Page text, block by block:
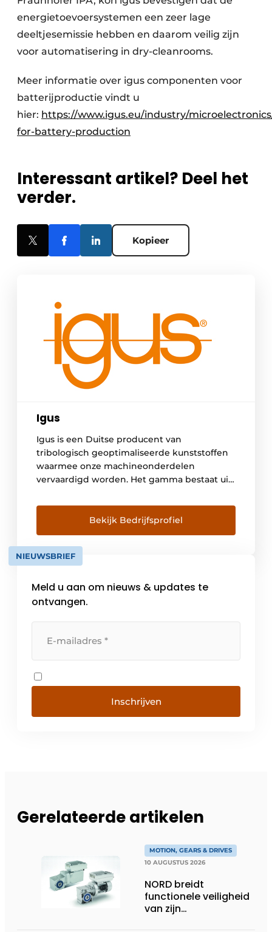
energietoevoersystemen een zeer lage
deeltjesemissie hebben en daarom veilig zijn
voor automatisering in dry-cleanrooms.
Meer informatie over igus componenten voor
batterijproductie vindt u
hier: https://www.igus.eu/industry/
for-battery-production
Interessant artikel? Deel het
verder.
Kopieer
Igus
Igus is een Duitse producent van
tribologisch geoptimaliseerde kunststoffen
waarmee onze machineonderdelen
vervaardigd worden. Het gamma bestaat uit
kabelrupsen en kabels; motion plastics
genaamd. In België bedienen we meer dan
3000 klanten die actief zijn in grote
verscheidenheid van industrieën. Met de
online tools die terug te vinden zijn op […]
Bekijk Bedrijfsprofiel
NIEUWSBRIEF
Meld u aan om nieuws & updates te
ontvangen.
Inschrijven
Gerelateerde artikelen
MOTION, GEARS & DRIVES
10 AUGUSTUS 2026
NORD breidt
functionele veiligheid
van zijn